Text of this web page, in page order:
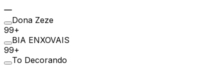
Dona Zeze
99+
BIA ENXOVAIS
99+
To Decorando